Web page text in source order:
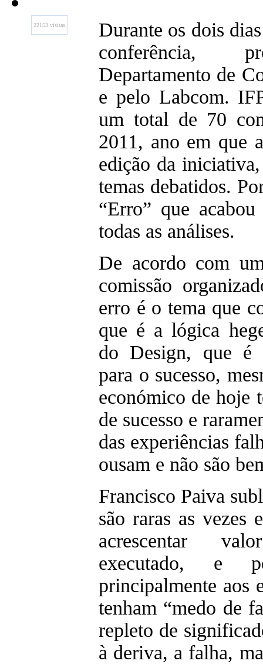
22153 visitas
Durante os dois
conferência,
Departamento de
e pelo Labcom.
um total de 70
2011, ano em que
edição da
temas debatidos.
“Erro” que
todas as análises.
De acordo com
comissão
erro é o tema que
que é a lógica
do Design, que é
para o sucesso,
económico de hoje
de sucesso e
das experiências
ousam e não são
Francisco Paiva
são raras as vezes
acrescentar
executado, e
principalmente aos
tenham “medo de
repleto de
à deriva, a falha,